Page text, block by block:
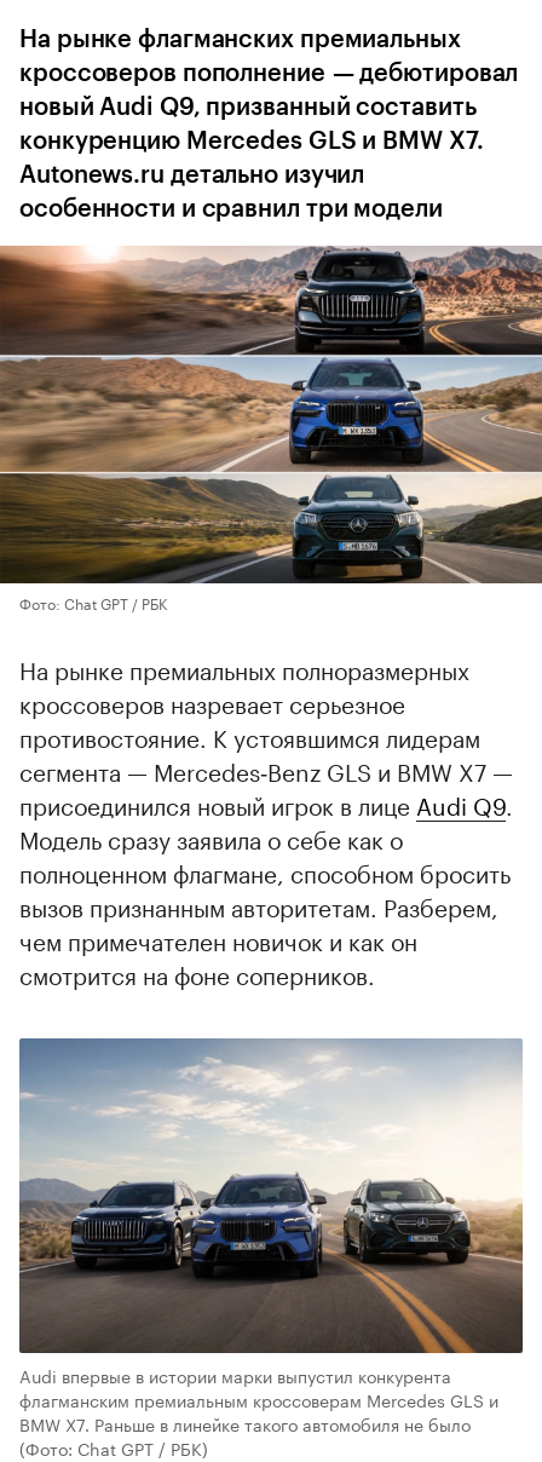
На рынке флагманских премиальных
кроссоверов пополнение — дебютировал
новый Audi Q9, призванный составить
конкуренцию Mercedes GLS и BMW X7.
Autonews.ru детально изучил
особенности и сравнил три модели
Фото: Chat GPT / РБК
На рынке премиальных полноразмерных
кроссоверов назревает серьезное
противостояние. К устоявшимся лидерам
сегмента — Mercedes‑Benz GLS и BMW X7 —
присоединился новый игрок в лице Audi Q9.
Модель сразу заявила о себе как о
полноценном флагмане, способном бросить
вызов признанным авторитетам. Разберем,
чем примечателен новичок и как он
смотрится на фоне соперников.
Audi впервые в истории марки выпустил конкурента
флагманским премиальным кроссоверам Mercedes GLS и
BMW X7. Раньше в линейке такого автомобиля не было
(Фото: Chat GPT / РБК)